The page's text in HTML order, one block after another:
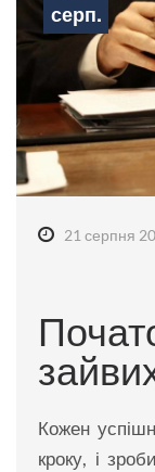
серп.
21 серпня
Кожен
кроку, і